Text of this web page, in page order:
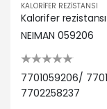
KALORİFER REZİSTANSI
NEIMAN 059206
7701059206/
7702258237